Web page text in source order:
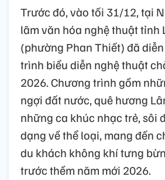
Trước đó, vào tối 31/12, tại
lãm văn hóa nghệ thuật tỉnh
(phường Phan Thiết) đã
trình biểu diễn nghệ thuật
2026. Chương trình gồm
ngợi đất nước, quê hương
những ca khúc nhạc trẻ, sôi
dạng về thể loại, mang đến
du khách không khí tưng
trước thềm năm mới 2026.